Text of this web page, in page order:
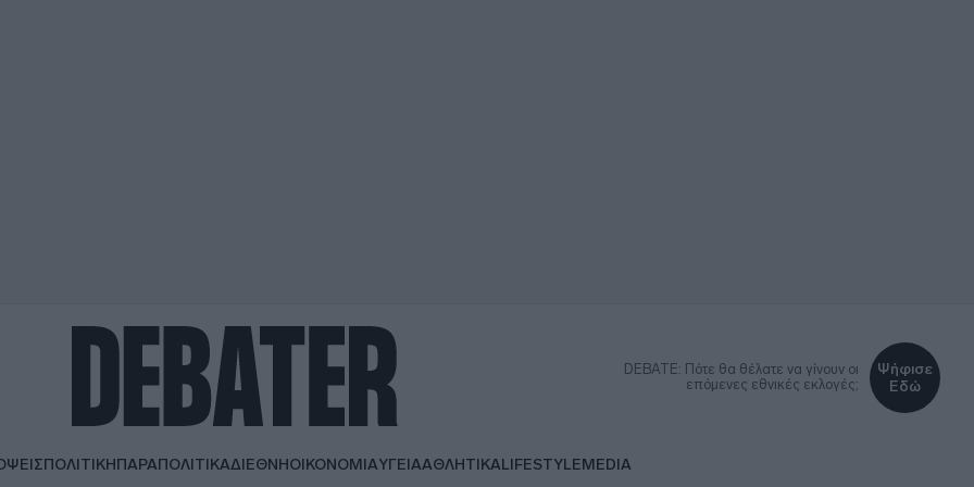
DEBATE: Πότε θα θέλατε να γίνουν οι
επόμενες εθνικές εκλογές;
Ψήφισε
Εδώ
ΠΟΛΙΤΙΚΗΠΑΡΑΠΟΛΙΤΙΚΑΔΙΕΘΝΗΟΙΚΟΝΟΜΙΑΥΓΕΙΑΑΘΛΗΤΙΚΑLIFESTYLEMEDIA